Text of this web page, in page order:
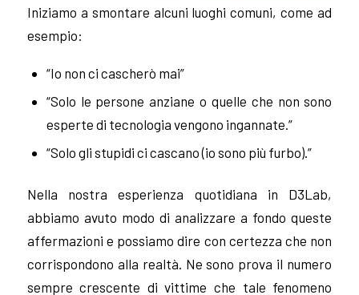
Iniziamo a smontare alcuni luoghi comuni, come ad
esempio:
“Io non ci cascherò mai”
“Solo le persone anziane o quelle che non sono
esperte di tecnologia vengono ingannate.”
“Solo gli stupidi ci cascano (io sono più furbo).”
Nella nostra esperienza quotidiana in D3Lab,
abbiamo avuto modo di analizzare a fondo queste
affermazioni e possiamo dire con certezza che non
corrispondono alla realtà. Ne sono prova il numero
sempre crescente di vittime che tale fenomeno